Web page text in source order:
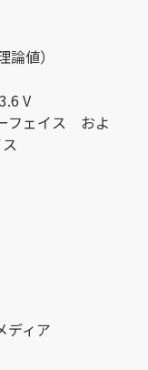
値）
V
フェイス およ
ディア